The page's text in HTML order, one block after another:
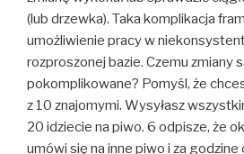
(lub drzewka). Taka komplikacja
umożliwienie pracy w
rozproszonej bazie. Czemu zmiany
pokomplikowane? Pomyśl, że
z 10 znajomymi. Wysyłasz
20 idziecie na piwo. 6 odpisze, że
umówi się na inne piwo i za